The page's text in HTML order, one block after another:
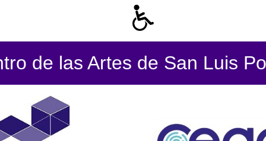
de las Artes de San Luis